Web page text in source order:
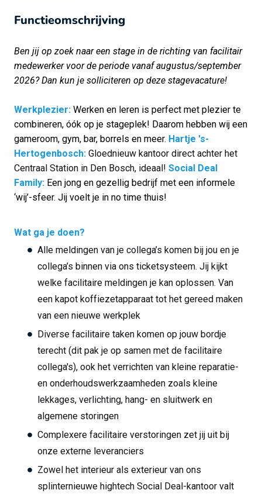
Functieomschrijving
Ben jij op zoek naar een stage in de richting van facilitair
medewerker voor de periode vanaf augustus/september
2026? Dan kun je solliciteren op deze stagevacature!
Werkplezier: Werken en leren is perfect met plezier te
combineren, óók op je stageplek! Daarom hebben wij een
gameroom, gym, bar, borrels en meer. Hartje 's-
Hertogenbosch: Gloednieuw kantoor direct achter het
Centraal Station in Den Bosch, ideaal! Social Deal
Family: Een jong en gezellig bedrijf met een informele
‘wij’-sfeer. Jij voelt je in no time thuis!
Wat ga je doen?
Alle meldingen van je collega’s komen bij jou en je
collega’s binnen via ons ticketsysteem. Jij kijkt
welke facilitaire meldingen je kan oplossen. Van
een kapot koffiezetapparaat tot het gereed maken
van een nieuwe werkplek
Diverse facilitaire taken komen op jouw bordje
terecht (dit pak je op samen met de facilitaire
collega's), ook het verrichten van kleine reparatie-
en onderhoudswerkzaamheden zoals kleine
lekkages, verlichting, hang- en sluitwerk en
algemene storingen
Complexere facilitaire verstoringen zet jij uit bij
onze externe leveranciers
Zowel het interieur als exterieur van ons
splinternieuwe hightech Social Deal-kantoor valt